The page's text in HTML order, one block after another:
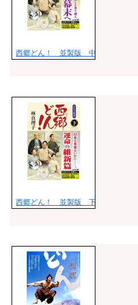
西郷どん！ 並製版 中 [ 林 真理子 ]
西郷どん！ 並製版 下 [ 林 真理子 ]